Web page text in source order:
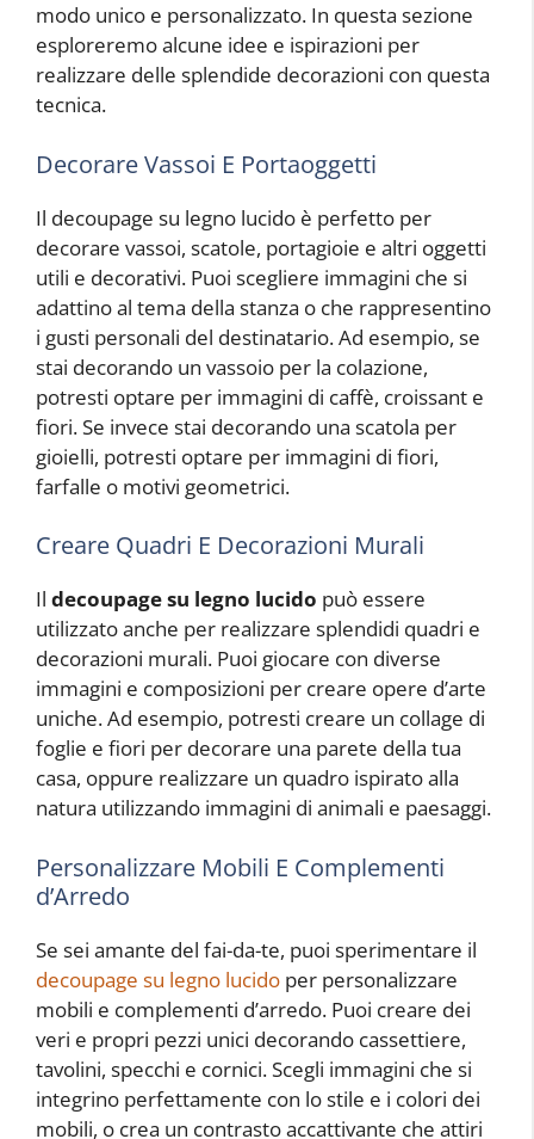
modo unico e personalizzato. In questa sezione
esploreremo alcune idee e ispirazioni per
realizzare delle splendide decorazioni con questa
tecnica.
Decorare Vassoi E Portaoggetti
Il decoupage su legno lucido è perfetto per
decorare vassoi, scatole, portagioie e altri oggetti
utili e decorativi. Puoi scegliere immagini che si
adattino al tema della stanza o che rappresentino
i gusti personali del destinatario. Ad esempio, se
stai decorando un vassoio per la colazione,
potresti optare per immagini di caffè, croissant e
fiori. Se invece stai decorando una scatola per
gioielli, potresti optare per immagini di fiori,
farfalle o motivi geometrici.
Creare Quadri E Decorazioni Murali
Il decoupage su legno lucido può essere
utilizzato anche per realizzare splendidi quadri e
decorazioni murali. Puoi giocare con diverse
immagini e composizioni per creare opere d’arte
uniche. Ad esempio, potresti creare un collage di
foglie e fiori per decorare una parete della tua
casa, oppure realizzare un quadro ispirato alla
natura utilizzando immagini di animali e paesaggi.
Personalizzare Mobili E Complementi
d’Arredo
Se sei amante del fai-da-te, puoi sperimentare il
decoupage su legno lucido per personalizzare
mobili e complementi d’arredo. Puoi creare dei
veri e propri pezzi unici decorando cassettiere,
tavolini, specchi e cornici. Scegli immagini che si
integrino perfettamente con lo stile e i colori dei
mobili, o crea un contrasto accattivante che attiri